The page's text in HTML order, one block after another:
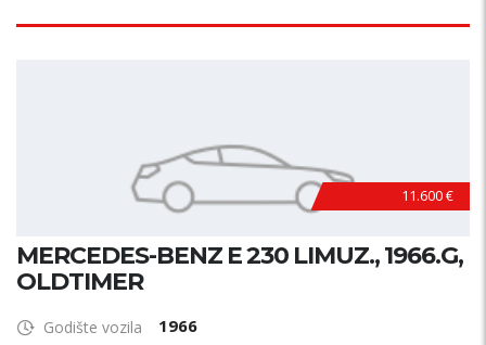
11.600 €
MERCEDES-BENZ E 230 LIMUZ., 1966.G,
OLDTIMER
Godište vozila 1966